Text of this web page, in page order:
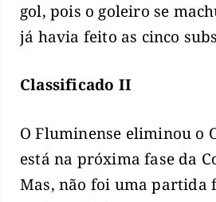
gol, pois o goleiro se
já havia feito as cinco
Classificado II
O Fluminense eliminou o
está na próxima fase da
Mas, não foi uma partida